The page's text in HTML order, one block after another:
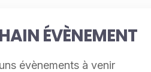
ÉVÈNEMENT
évènements à venir